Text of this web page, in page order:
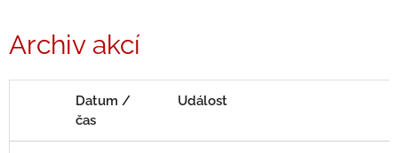
Archiv akcí
Datum /
čas
Událost